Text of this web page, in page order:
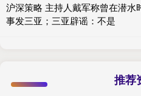
沪深策略 主持人戴军称曾在潜
事发三亚；三亚辟谣：不是
推荐